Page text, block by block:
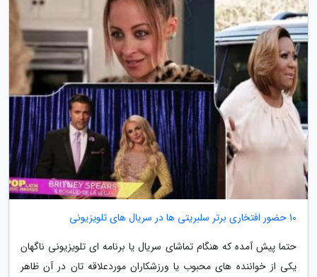
10 حضور افتخاری برتر سلبریتی ها در سریال های تلویزیونی
حتما پیش آمده که هنگام تماشای سریال یا برنامه ای تلویزیونی ناگهان
یکی از خواننده های محبوب یا ورزشکاران موردعلاقه تان در آن ظاهر